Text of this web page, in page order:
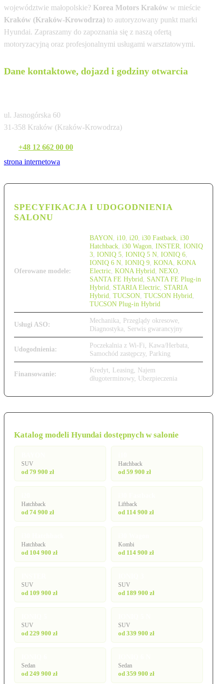
województwie małopolskie? Korea Motors Kraków w mieście
Kraków (Kraków-Krowodrza) to autoryzowany punkt marki
Hyundai. Zapraszamy do zapoznania się z naszą ofertą
motoryzacyjną oraz profesjonalnymi usługami warsztatowymi.
Dane kontaktowe, dojazd i godziny otwarcia
ul. Jasnogórska 60
31-358 Kraków (Kraków-Krowodrza)
+48 12 662 00 00
strona internetowa
SPECYFIKACJA I UDOGODNIENIA
SALONU
Oferowane modele:
BAYON i10 i20 i30 Fastback i30
Hatchback i30 Wagon INSTER IONIQ
3 IONIQ 5 IONIQ 5 N IONIQ 6
IONIQ 6 N IONIQ 9 KONA KONA
Electric KONA Hybrid NEXO
SANTA FE Hybrid
SANTA FE Plug-in
Hybrid
STARIA Electric STARIA
Hybrid TUCSON TUCSON Hybrid
TUCSON Plug-in Hybrid
Usługi ASO:
Mechanika, Przeglądy okresowe,
Diagnostyka, Serwis gwarancyjny
Udogodnienia:
Poczekalnia z Wi-Fi, Kawa/Herbata,
Samochód zastępczy, Parking
Finansowanie:
Kredyt, Leasing, Najem
długoterminowy, Ubezpieczenia
Katalog modeli Hyundai dostępnych w salonie
SUV
od 79 900 zł
Hatchback
od 59 900 zł
Hatchback
od 74 900 zł
Liftback
od 114 900 zł
Hatchback
od 104 900 zł
Kombi
od 114 900 zł
SUV
od 109 900 zł
SUV
od 189 900 zł
SUV
od 229 900 zł
SUV
od 339 900 zł
Sedan
od 249 900 zł
Sedan
od 359 900 zł